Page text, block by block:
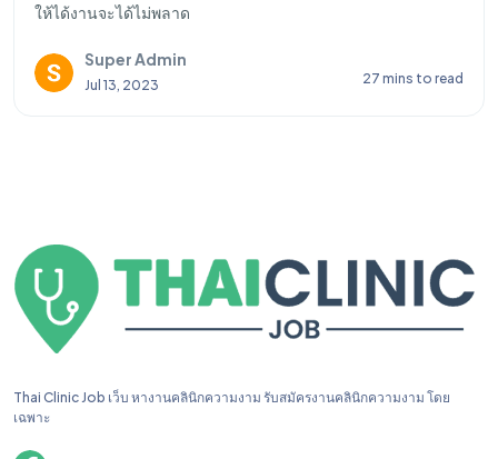
ให้ได้งานจะได้ไม่พลาด
Super Admin
Jul 13, 2023 27 mins to read
Thai Clinic Job เว็บ หางานคลินิกความงาม รับสมัครงานคลินิกความงาม โดย
เฉพาะ